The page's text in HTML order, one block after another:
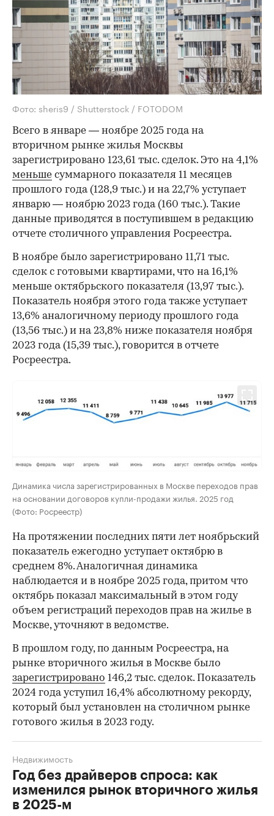
Фото: sheris9 / Shutterstock / FOTODOM
Всего в январе — ноябре 2025 года на
вторичном рынке жилья Москвы
зарегистрировано 123,61 тыс. сделок. Это на 4,1%
меньше суммарного показателя 11 месяцев
прошлого года (128,9 тыс.) и на 22,7% уступает
январю — ноябрю 2023 года (160 тыс.). Такие
данные приводятся в поступившем в редакцию
отчете столичного управления Росреестра.
В ноябре было зарегистрировано 11,71 тыс.
сделок с готовыми квартирами, что на 16,1%
меньше октябрьского показателя (13,97 тыс.).
Показатель ноября этого года также уступает
13,6% аналогичному периоду прошлого года
(13,56 тыс.) и на 23,8% ниже показателя ноября
2023 года (15,39 тыс.), говорится в отчете
Росреестра.
Динамика числа зарегистрированных в Москве переходов прав
на основании договоров купли-продажи жилья. 2025 год
(Фото: Росреестр)
На протяжении последних пяти лет ноябрьский
показатель ежегодно уступает октябрю в
среднем 8%. Аналогичная динамика
наблюдается и в ноябре 2025 года, притом что
октябрь показал максимальный в этом году
объем регистраций переходов прав на жилье в
Москве, уточняют в ведомстве.
В прошлом году, по данным Росреестра, на
рынке вторичного жилья в Москве было
зарегистрировано 146,2 тыс. сделок. Показатель
2024 года уступил 16,4% абсолютному рекорду,
который был установлен на столичном рынке
готового жилья в 2023 году.
Год без драйверов спроса: как
изменился рынок вторичного жилья
в 2025-м
Недвижимость